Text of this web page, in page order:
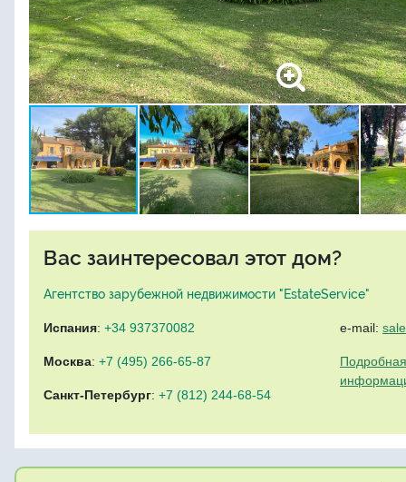
Вас заинтересовал этот дом?
Агентство зарубежной недвижимости "EstateService"
Испания: +34 937370082
Москва: +7 (495) 266-65-87
Санкт-Петербург: +7 (812) 244-68-54
e-mail: